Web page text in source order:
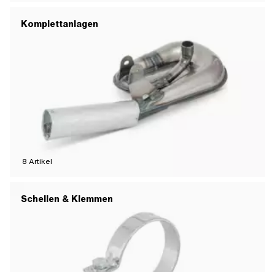
Komplettanlagen
8 Artikel
Schellen & Klemmen